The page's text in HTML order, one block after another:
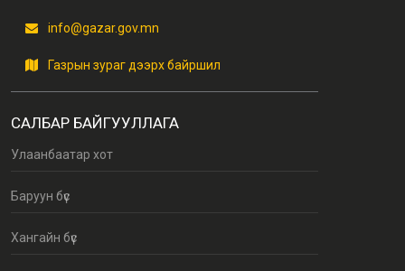
info@gazar.gov.mn
Газрын зураг дээрх байршил
САЛБАР БАЙГУУЛЛАГА
Улаанбаатар хот
Баруун бүс
Хангайн бүс